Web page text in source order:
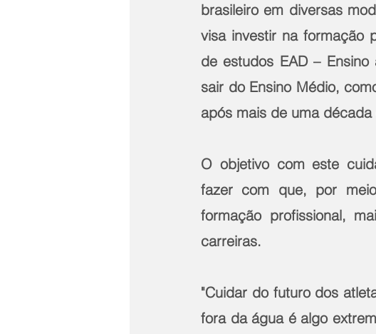
brasileiro em diversas
visa investir na formação
de estudos EAD –
sair do Ensino Médio,
após mais de uma
O objetivo com este
fazer com que, por
formação profissional,
carreiras.
"Cuidar do futuro dos
fora da água é algo